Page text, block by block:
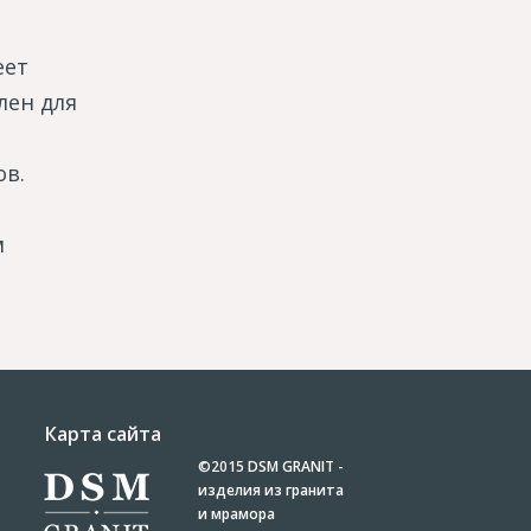
для
Карта сайта
©2015 DSM GRANIT -
изделия из гранита
и мрамора